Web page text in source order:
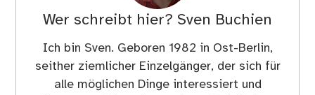
Wer schreibt hier? Sven Buchien
Ich bin Sven. Geboren 1982 in Ost-Berlin,
seither ziemlicher Einzelgänger, der sich für
alle möglichen Dinge interessiert und